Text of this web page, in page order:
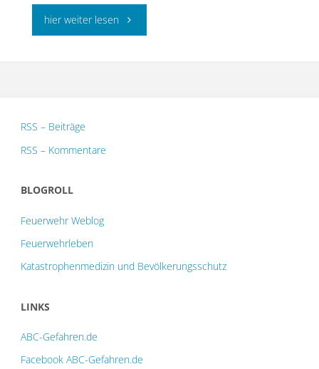
hier weiter lesen"Human-
RSS – Beiträge
RSS – Kommentare
BLOGROLL
Feuerwehr Weblog
Feuerwehrleben
Katastrophenmedizin und Bevölkerungsschutz
LINKS
ABC-Gefahren.de
Facebook ABC-Gefahren.de